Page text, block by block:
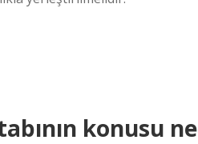
konusu